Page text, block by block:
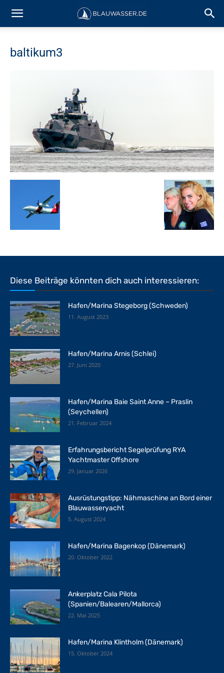
baltikum3
Diese Beiträge könnten dich auch interessieren:
Hafen/Marina Stegeborg (Schweden)
11. August 2023
Hafen/Marina Arnis (Schlei)
27. Juni 2020
Hafen/Marina Baie Saint Anne – Praslin
(Seychellen)
21. Februar 2024
Erfahrungsbericht Segelprüfung RYA
Yachtmaster Offshore
29. Januar 2026
Ausrüstungstipp: Nähmaschine an Bord einer
Blauwasseryacht
5. August 2024
Hafen/Marina Bagenkop (Dänemark)
20. Oktober 2022
Ankerplatz Cala Pilota
(Spanien/Balearen/Mallorca)
22. Mai 2025
Hafen/Marina Klintholm (Dänemark)
15. Oktober 2024